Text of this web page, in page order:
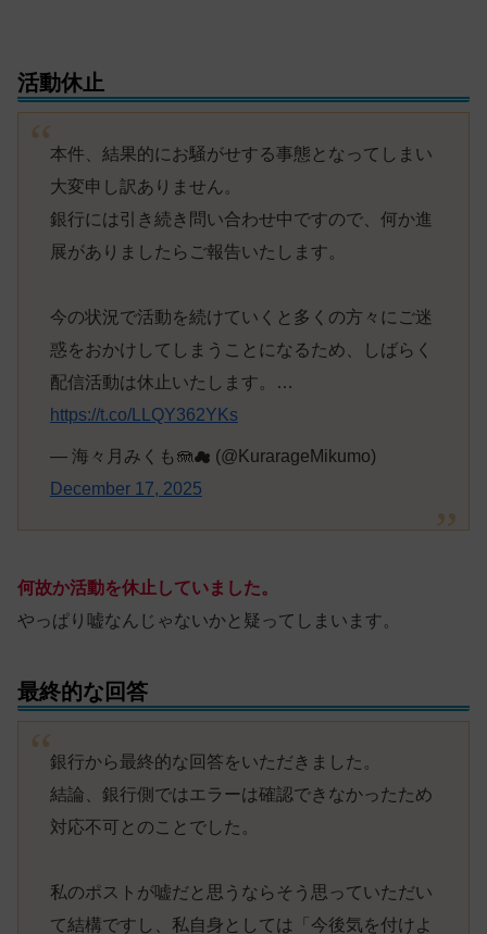
活動休止
本件、結果的にお騒がせする事態となってしまい
大変申し訳ありません。
銀行には引き続き問い合わせ中ですので、何か進
展がありましたらご報告いたします。
今の状況で活動を続けていくと多くの方々にご迷
惑をおかけしてしまうことになるため、しばらく
配信活動は休止いたします。…
https://t.co/LLQY362YKs
— 海々月みくも🪼☁ (@KurarageMikumo)
December 17, 2025
何故か活動を休止していました。
やっぱり嘘なんじゃないかと疑ってしまいます。
最終的な回答
銀行から最終的な回答をいただきました。
結論、銀行側ではエラーは確認できなかったため
対応不可とのことでした。
私のポストが嘘だと思うならそう思っていただい
て結構ですし、私自身としては「今後気を付けよ